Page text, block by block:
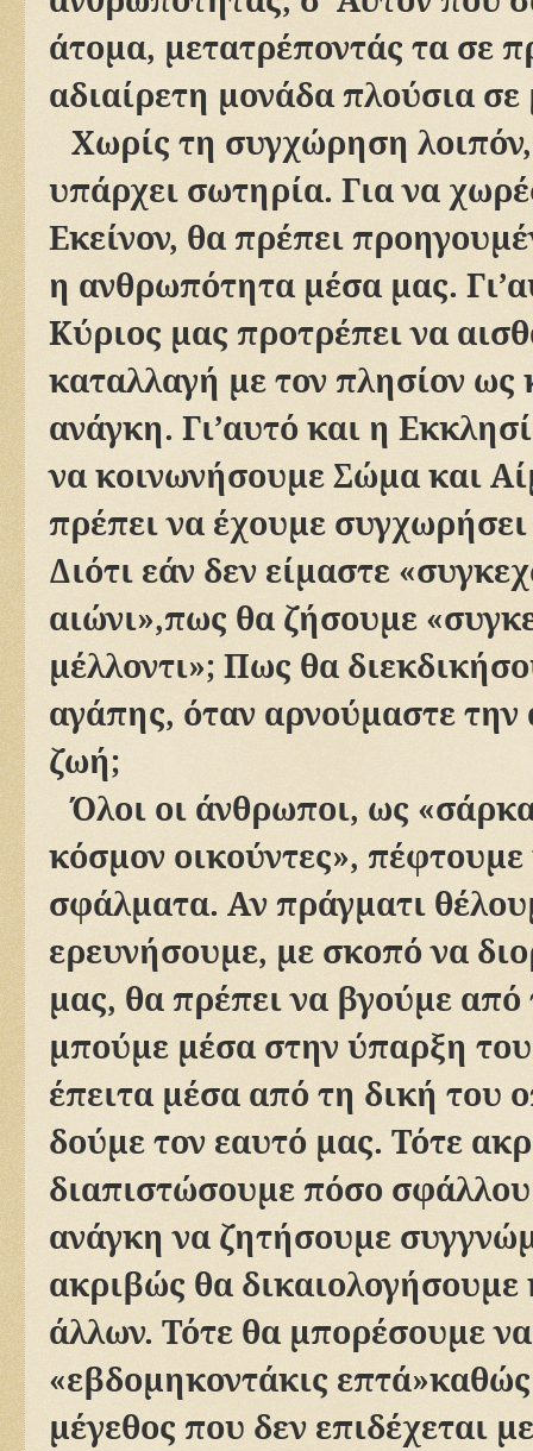
άτομα, μετατρέποντάς τα σε
αδιαίρετη μονάδα πλούσια
Χωρίς τη συγχώρηση
υπάρχει σωτηρία. Για να
Εκείνον, θα πρέπει
η ανθρωπότητα μέσα μας.
Κύριος μας προτρέπει να
καταλλαγή με τον πλησίον ως
ανάγκη. Γι’αυτό και η
να κοινωνήσουμε Σώμα και
πρέπει να έχουμε
Διότι εάν δεν είμαστε
αιώνι»,πως θα ζήσουμε
μέλλοντι»; Πως θα
αγάπης, όταν αρνούμαστε την
ζωή;
Όλοι οι άνθρωποι, ως
κόσμον οικούντες»,
σφάλματα. Αν πράγματι
ερευνήσουμε, με σκοπό να
μας, θα πρέπει να βγούμε από
μπούμε μέσα στην ύπαρξη
έπειτα μέσα από τη δική του
δούμε τον εαυτό μας. Τότε
διαπιστώσουμε πόσο
ανάγκη να ζητήσουμε
ακριβώς θα δικαιολογήσουμε
άλλων. Τότε θα μπορέσουμε
«εβδομηκοντάκις
μέγεθος που δεν επιδέχεται